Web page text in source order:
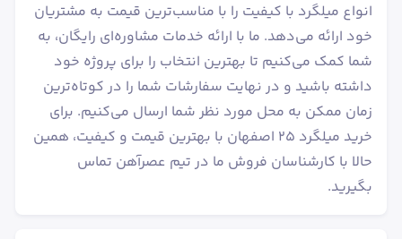
انواع میلگرد با کیفیت را با مناسب‌ترین قیمت به مشتریان
خود ارائه می‌دهد. ما با ارائه خدمات مشاوره‌ای رایگان، به
شما کمک می‌کنیم تا بهترین انتخاب را برای پروژه خود
داشته باشید و در نهایت سفارشات شما را در کوتاه‌ترین
زمان ممکن به محل مورد نظر شما ارسال می‌کنیم. برای
خرید میلگرد ۲۵ اصفهان با بهترین قیمت و کیفیت، همین
حالا با کارشناسان فروش ما در تیم عصرآهن تماس
بگیرید.